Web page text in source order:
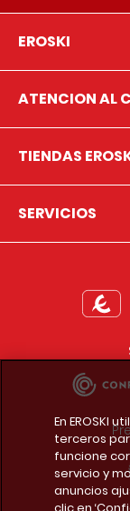
EROSKI
ATENCION AL
TIENDAS
SERVICIOS
En EROSKI
terceros
funcione
servicio y
anuncios
clic en